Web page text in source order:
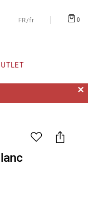
FR/fr 0
✕